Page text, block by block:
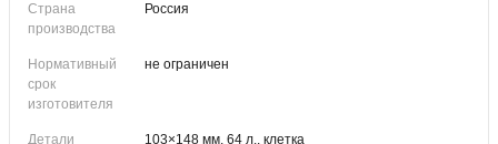
Страна
производства
Россия
Нормативный
срок
изготовителя
не ограничен
Детали 103×148 мм, 64 л., клетка